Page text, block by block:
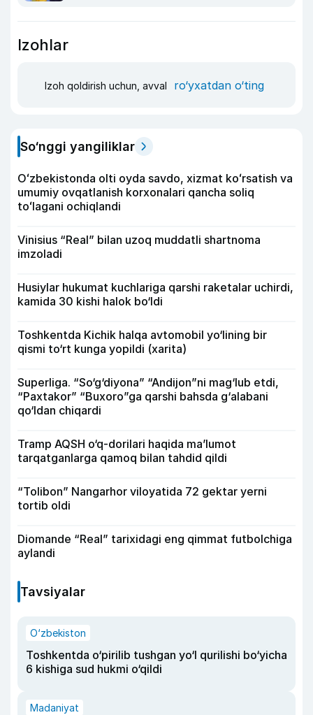
Izohlar
Izoh qoldirish uchun, avval ro‘yxatdan o‘ting
So‘nggi yangiliklar
Oʻzbekistonda olti oyda savdo, xizmat koʻrsatish va
umumiy ovqatlanish korxonalari qancha soliq
toʻlagani ochiqlandi
Vinisius “Real” bilan uzoq muddatli shartnoma
imzoladi
Husiylar hukumat kuchlariga qarshi raketalar uchirdi,
kamida 30 kishi halok bo‘ldi
Toshkentda Kichik halqa avtomobil yo‘lining bir
qismi to‘rt kunga yopildi (xarita)
Superliga. “So‘g‘diyona” “Andijon”ni mag‘lub etdi,
“Paxtakor” “Buxoro”ga qarshi bahsda g‘alabani
qo‘ldan chiqardi
Tramp AQSH o‘q-dorilari haqida ma’lumot
tarqatganlarga qamoq bilan tahdid qildi
“Tolibon” Nangarhor viloyatida 72 gektar yerni
tortib oldi
Diomande “Real” tarixidagi eng qimmat futbolchiga
aylandi
Tavsiyalar
O‘zbekiston
Toshkentda o‘pirilib tushgan yo‘l qurilishi bo‘yicha
6 kishiga sud hukmi o‘qildi
Madaniyat